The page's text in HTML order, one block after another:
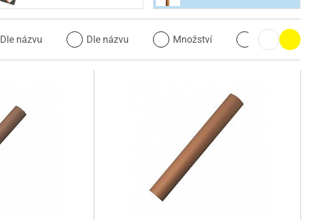
Dle názvu Dle názvu Množství Množství